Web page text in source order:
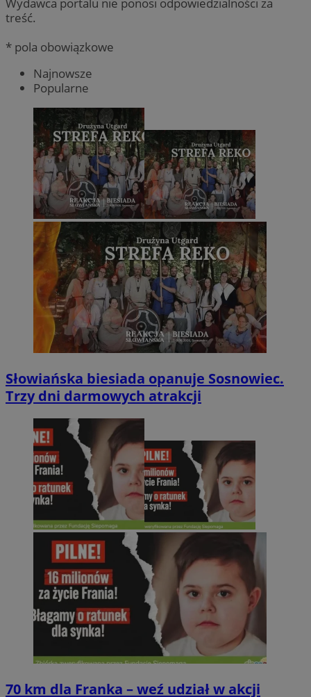
Wydawca portalu nie ponosi odpowiedzialności za
treść.
* pola obowiązkowe
Najnowsze
Popularne
Słowiańska biesiada opanuje Sosnowiec.
Trzy dni darmowych atrakcji
70 km dla Franka – weź udział w akcji